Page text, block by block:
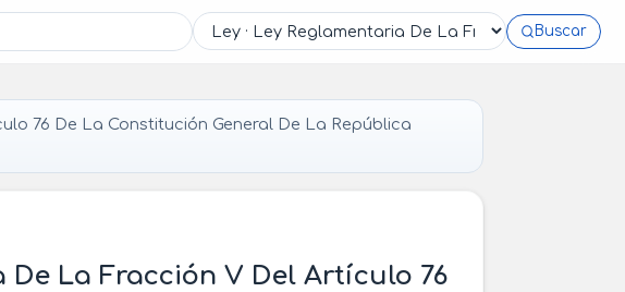
Buscar
76 De La Constitución General De La República
La Fracción V Del Artículo 76